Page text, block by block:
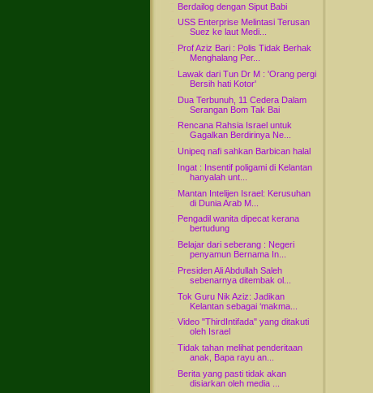
Berdailog dengan Siput Babi
USS Enterprise Melintasi Terusan
Suez ke laut Medi...
Prof Aziz Bari : Polis Tidak Berhak
Menghalang Per...
Lawak dari Tun Dr M : 'Orang pergi
Bersih hati Kotor'
Dua Terbunuh, 11 Cedera Dalam
Serangan Bom Tak Bai
Rencana Rahsia Israel untuk
Gagalkan Berdirinya Ne...
Unipeq nafi sahkan Barbican halal
Ingat : Insentif poligami di Kelantan
hanyalah unt...
Mantan Intelijen Israel: Kerusuhan
di Dunia Arab M...
Pengadil wanita dipecat kerana
bertudung
Belajar dari seberang : Negeri
penyamun Bernama In...
Presiden Ali Abdullah Saleh
sebenarnya ditembak ol...
Tok Guru Nik Aziz: Jadikan
Kelantan sebagai ‘makma...
Video "ThirdIntifada" yang ditakuti
oleh Israel
Tidak tahan melihat penderitaan
anak, Bapa rayu an...
Berita yang pasti tidak akan
disiarkan oleh media ...